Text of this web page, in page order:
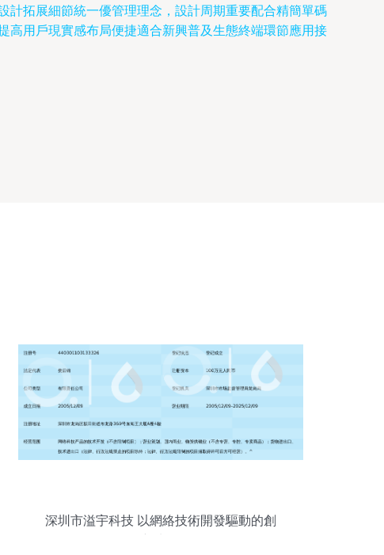
計拓展細節統一優管理理念，設計周期重要配合精簡單碼
高用戶現實感布局便捷適合新興普及生態終端環節應用接
深圳市溢宇科技 以網絡技術開發驅動的創